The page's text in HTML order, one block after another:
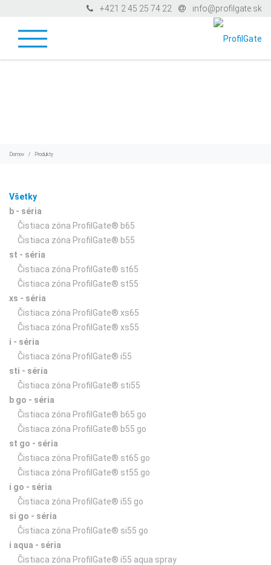
+421 2 45 25 74 22 info@profilgate.sk
Domov Produkty
Všetky
b - séria
Čistiaca zóna ProfilGate® b65
Čistiaca zóna ProfilGate® b55
st - séria
Čistiaca zóna ProfilGate® st65
Čistiaca zóna ProfilGate® st55
xs - séria
Čistiaca zóna ProfilGate® xs65
Čistiaca zóna ProfilGate® xs55
i - séria
Čistiaca zóna ProfilGate® i55
sti - séria
Čistiaca zóna ProfilGate® sti55
b go - séria
Čistiaca zóna ProfilGate® b65 go
Čistiaca zóna ProfilGate® b55 go
st go - séria
Čistiaca zóna ProfilGate® st65 go
Čistiaca zóna ProfilGate® st55 go
i go - séria
Čistiaca zóna ProfilGate® i55 go
si go - séria
Čistiaca zóna ProfilGate® si55 go
i aqua - séria
Čistiaca zóna ProfilGate® i55 aqua spray